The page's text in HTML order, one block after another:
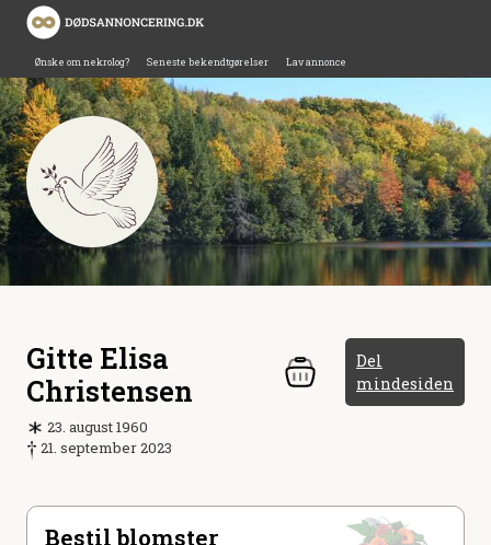
Ønske om nekrolog? Seneste bekendtgørelser Lav annonce
Gitte Elisa
Christensen
Del
mindesiden
23. august 1960
21. september 2023
Bestil blomster